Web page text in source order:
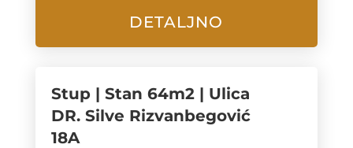
DETALJNO
Stup | Stan 64m2 | Ulica
DR. Silve Rizvanbegović
18A